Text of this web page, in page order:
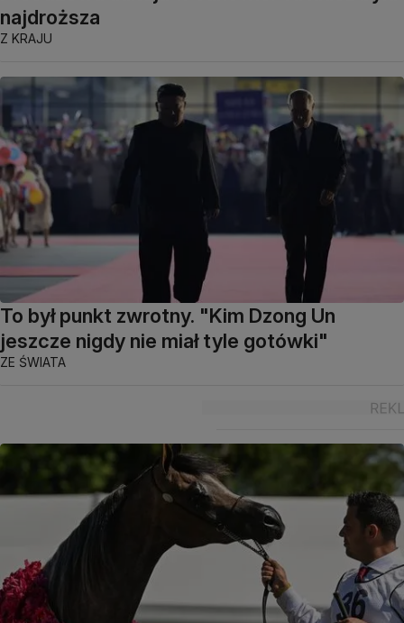
najdroższa
Z KRAJU
To był punkt zwrotny. "Kim Dzong Un
jeszcze nigdy nie miał tyle gotówki"
ZE ŚWIATA